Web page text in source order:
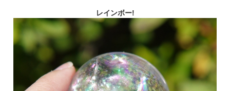
レインボー!